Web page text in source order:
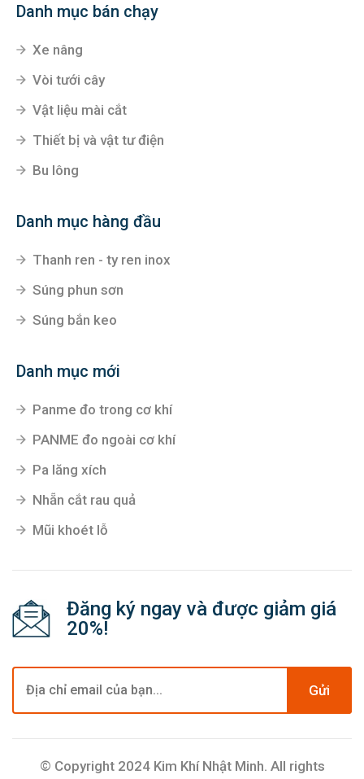
Danh mục bán chạy
Xe nâng
Vòi tưới cây
Vật liệu mài cắt
Thiết bị và vật tư điện
Bu lông
Danh mục hàng đầu
Thanh ren - ty ren inox
Súng phun sơn
Súng bắn keo
Danh mục mới
Panme đo trong cơ khí
PANME đo ngoài cơ khí
Pa lăng xích
Nhẵn cắt rau quả
Mũi khoét lỗ
Đăng ký ngay và được giảm giá
20%!
Gửi
© Copyright 2024 Kim Khí Nhật Minh. All rights